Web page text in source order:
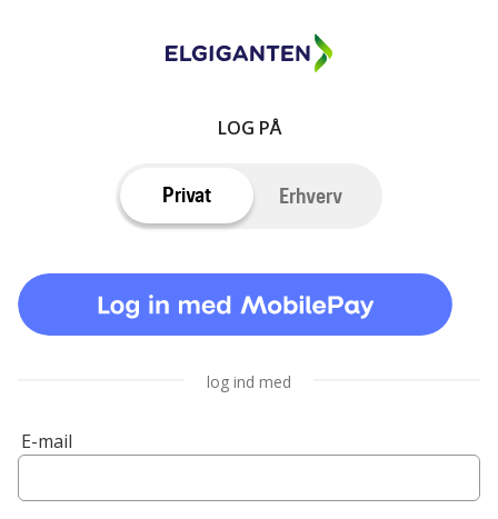
LOG PÅ
Privat Erhverv
log ind med
E-mail